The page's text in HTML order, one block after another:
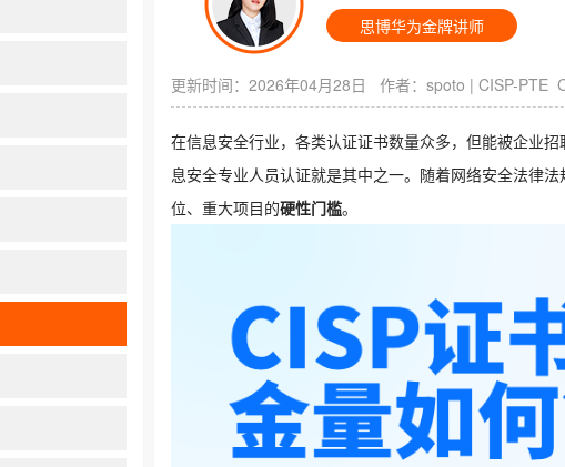
思博华为金牌讲师
更新时间：2026年04月28日 作者： spoto | CISP-PTE
在信息安全行业，各类认证证书数量众多，但能被企业招
息安全专业人员认证就是其中之一。随着网络安全法律
位、重大项目的硬性门槛。